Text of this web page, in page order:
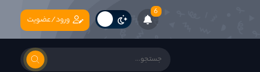
6
ورود/عضویت